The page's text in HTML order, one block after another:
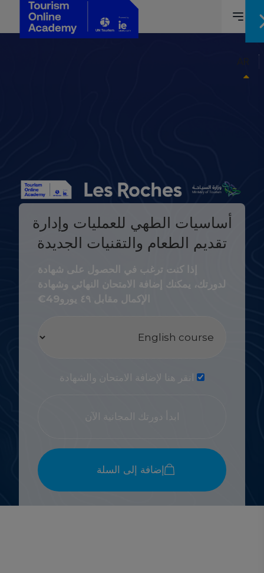
AR
أساسيات الطهي للعمليات وإدارة
تقديم الطعام والتقنيات الجديدة
إذا كنت ترغب في الحصول على شهادة
لدورتك، يمكنك إضافة الامتحان النهائي وشهادة
الإكمال مقابل ٤٩ يورو
€49
انقر هنا لإضافة الامتحان والشهادة
ابدأ دورتك المجانية الآن
إضافة إلى السلة